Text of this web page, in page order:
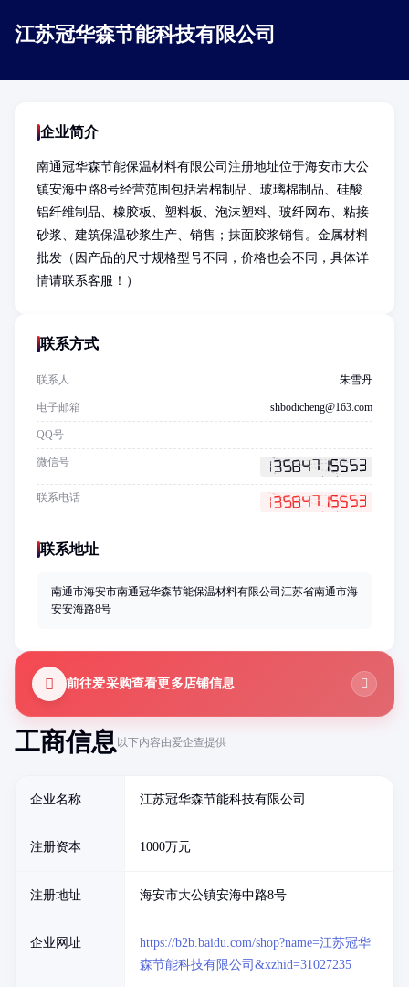
江苏冠华森节能科技有限公司
工商信息以下内容由爱企查提供
企业名称 江苏冠华森节能科技有限公司
注册资本 1000万元
注册地址 海安市大公镇安海中路8号
企业网址
https://b2b.baidu.com/shop?name=江苏冠华
森节能科技有限公司&xzhid=31027235
企业简介
南通冠华森节能保温材料有限公司注册地址位于海安市大公
镇安海中路8号经营范围包括岩棉制品、玻璃棉制品、硅酸
铝纤维制品、橡胶板、塑料板、泡沫塑料、玻纤网布、粘接
砂浆、建筑保温砂浆生产、销售；抹面胶浆销售。金属材料
批发（因产品的尺寸规格型号不同，价格也会不同，具体详
情请联系客服！）
联系方式
联系人 朱雪丹
电子邮箱 shbodicheng@163.com
QQ号 -
微信号
联系电话
联系地址
南通市海安市南通冠华森节能保温材料有限公司江苏省南通市海
安安海路8号
前往爱采购查看更多店铺信息